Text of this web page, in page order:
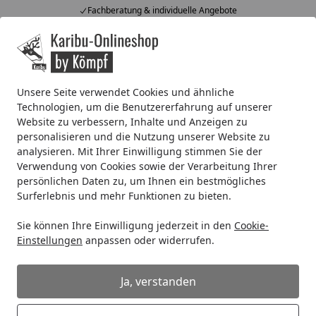
Unsere Seite verwendet Cookies und ähnliche
Technologien, um die Benutzererfahrung auf unserer
Website zu verbessern, Inhalte und Anzeigen zu
personalisieren und die Nutzung unserer Website zu
analysieren. Mit Ihrer Einwilligung stimmen Sie der
Verwendung von Cookies sowie der Verarbeitung Ihrer
persönlichen Daten zu, um Ihnen ein bestmögliches
Surferlebnis und mehr Funktionen zu bieten.
Sie können Ihre Einwilligung jederzeit in den Cookie-
Einstellungen anpassen oder widerrufen.
Ja, verstanden
Fachberatung & individuelle Angebote
Alle Produkte
Mein Konto
Startseite
Systemhaus Systemhaus 14 mm Karibu Eco
Karibu Eco Gartenhaus Merseburg
2/3/4/5/6 - 14 mm inkl. gratis
Fenster im Wert von bis zu 59,99 €